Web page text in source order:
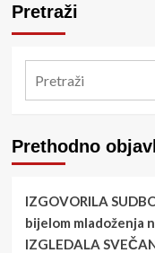
Pretraži
Prethodno
IZGOVORILA
bijelom mladoženja
IZGLEDALA